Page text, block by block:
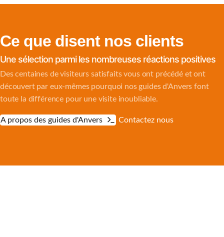
Ce que disent nos clients
Une sélection parmi les nombreuses réactions positives
Des centaines de visiteurs satisfaits vous ont précédé et ont
découvert par eux-mêmes pourquoi nos guides d'Anvers font
toute la différence pour une visite inoubliable.
A propos des guides d'Anvers Contactez nous